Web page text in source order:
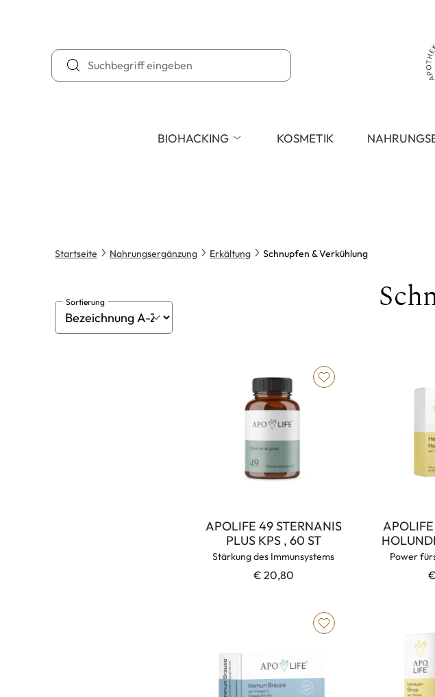
BIOHACKING KOSMETIK
Startseite Nahrungsergänzung Erkältung Schnupfen & Verkühlung
Sortierung
APOLIFE 49 STERNANIS
PLUS KPS , 60 ST
Stärkung des Immunsystems
€ 20,80
Power